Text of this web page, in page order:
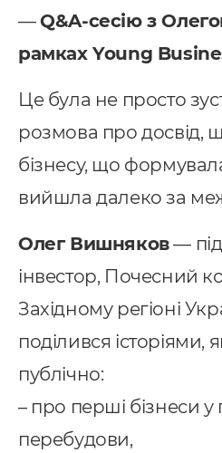
Послуги
розробка CRM
Система управління
—Q&A-сесію з
рамках Young
Це була не просто
розмова про досвід,
бізнесу, що
вийшла далеко за
Олег Вишняков—
інвестор, Почесний
Західному регіоні
поділився історіями,
публічно:
– про перші бізнеси у
перебудови,